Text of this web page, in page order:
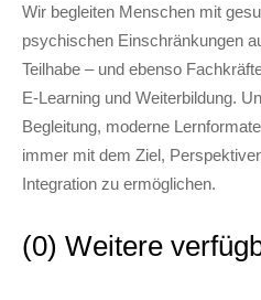
Wir begleiten Menschen mit
psychischen Einschränkungen
Teilhabe – und ebenso
E-Learning und Weiterbildung.
Begleitung, moderne
immer mit dem Ziel,
Integration zu ermöglichen.
(0) Weitere